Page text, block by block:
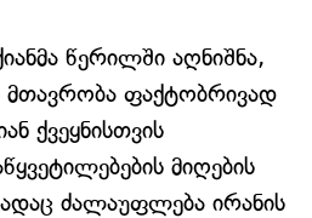
წერილში აღნიშნა,
ფაქტობრივად
ქვეყნისთვის
მიღების
ძალაუფლება ირანის